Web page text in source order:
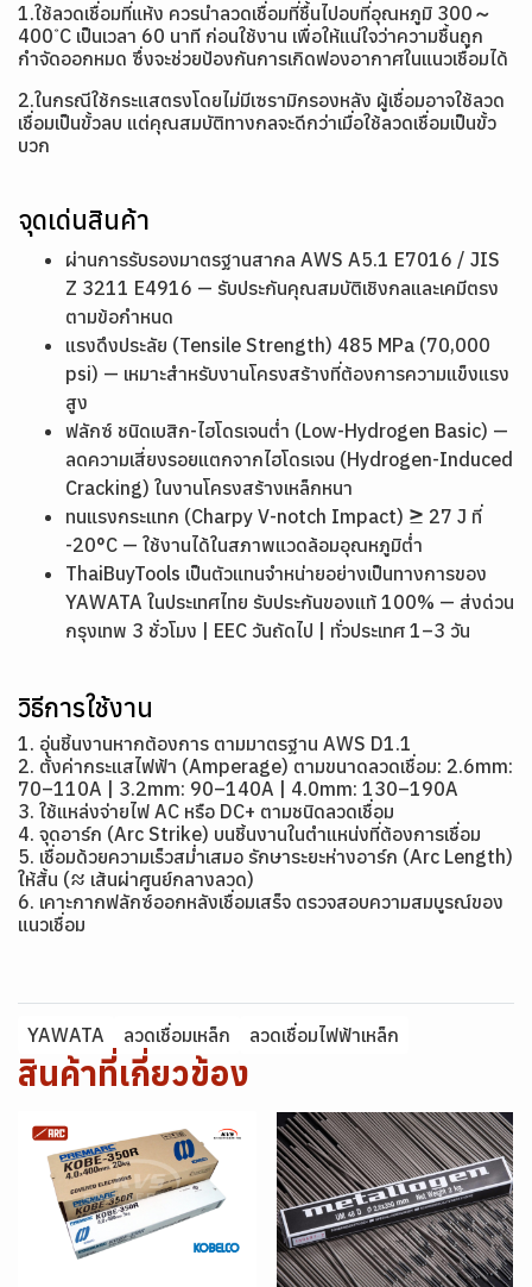
1.ใช้ลวดเชื่อมที่แห้ง ควรนำลวดเชื่อมที่ชื้นไปอบที่อุณหภูมิ 300～
400 ํC เป็นเวลา 60 นาที ก่อนใช้งาน เพื่อให้แน่ใจว่าความชื้นถูก
กำจัดออกหมด ซึ่งจะช่วยป้องกันการเกิดฟองอากาศในแนวเชื่อมได้
2.ในกรณีใช้กระแสตรงโดยไม่มีเซรามิกรองหลัง ผู้เชื่อมอาจใช้ลวด
เชื่อมเป็นขั้วลบ แต่คุณสมบัติทางกลจะดีกว่าเมื่อใช้ลวดเชื่อมเป็นขั้ว
บวก
จุดเด่นสินค้า
ผ่านการรับรองมาตรฐานสากล AWS A5.1 E7016 / JIS
Z 3211 E4916 — รับประกันคุณสมบัติเชิงกลและเคมีตรง
ตามข้อกำหนด
แรงดึงประลัย (Tensile Strength) 485 MPa (70,000
psi) — เหมาะสำหรับงานโครงสร้างที่ต้องการความแข็งแรง
สูง
ฟลักซ์ ชนิดเบสิก-ไฮโดรเจนต่ำ (Low-Hydrogen Basic) —
ลดความเสี่ยงรอยแตกจากไฮโดรเจน (Hydrogen-Induced
Cracking) ในงานโครงสร้างเหล็กหนา
ทนแรงกระแทก (Charpy V-notch Impact) ≥ 27 J ที่
-20°C — ใช้งานได้ในสภาพแวดล้อมอุณหภูมิต่ำ
ThaiBuyTools เป็นตัวแทนจำหน่ายอย่างเป็นทางการของ
YAWATA ในประเทศไทย รับประกันของแท้ 100% — ส่งด่วน
กรุงเทพ 3 ชั่วโมง | EEC วันถัดไป | ทั่วประเทศ 1–3 วัน
วิธีการใช้งาน
1. อุ่นชิ้นงานหากต้องการ ตามมาตรฐาน AWS D1.1
2. ตั้งค่ากระแสไฟฟ้า (Amperage) ตามขนาดลวดเชื่อม: 2.6mm:
70–110A | 3.2mm: 90–140A | 4.0mm: 130–190A
3. ใช้แหล่งจ่ายไฟ AC หรือ DC+ ตามชนิดลวดเชื่อม
4. จุดอาร์ก (Arc Strike) บนชิ้นงานในตำแหน่งที่ต้องการเชื่อม
5. เชื่อมด้วยความเร็วสม่ำเสมอ รักษาระยะห่างอาร์ก (Arc Length)
ให้สั้น (≈ เส้นผ่าศูนย์กลางลวด)
6. เคาะกากฟลักซ์ออกหลังเชื่อมเสร็จ ตรวจสอบความสมบูรณ์ของ
แนวเชื่อม
YAWATA ลวดเชื่อมเหล็ก ลวดเชื่อมไฟฟ้าเหล็ก
สินค้าที่เกี่ยวข้อง